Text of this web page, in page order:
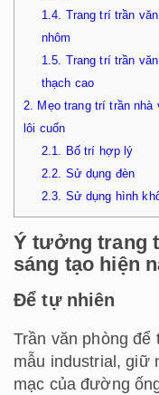
1.4. Trang trí trần
nhôm
1.5. Trang trí trần
thạch cao
2. Mẹo trang trí trần nhà
lôi cuốn
2.1. Bố trí hợp lý
2.2. Sử dụng đèn
2.3. Sử dụng hình
Ý tưởng trang
sáng tạo hiện
Để tự nhiên
Trần văn phòng để
mẫu industrial, giữ
mạc của đường